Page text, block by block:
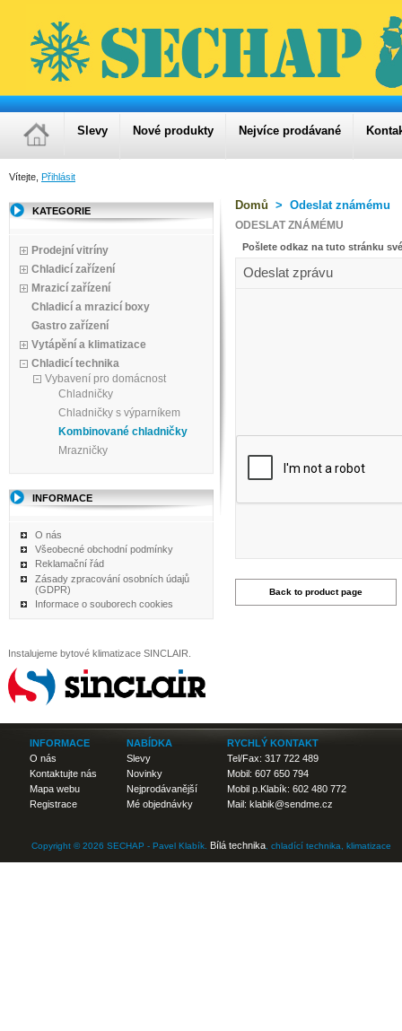
Slevy Nové produkty Nejvíce prodávané
Vítejte, Přihlásit
KATEGORIE
Prodejní vitríny
Chladicí zařízení
Mrazicí zařízení
Chladicí a mrazicí boxy
Gastro zařízení
Vytápění a klimatizace
Chladicí technika
Vybavení pro domácnost
Chladničky
Chladničky s výparníkem
Kombinované chladničky
Mrazničky
INFORMACE
O nás
Všeobecné obchodní podmínky
Reklamační řád
Zásady zpracování osobních údajů
(GDPR)
Informace o souborech cookies
Instalujeme bytové klimatizace SINCLAIR.
Domů > Odeslat známému
ODESLAT ZNÁMÉMU
Pošlete odkaz na tuto stránku
Odeslat zprávu
Back to product page
INFORMACE
O nás
Kontaktujte nás
Mapa webu
Registrace
NABÍDKA
Slevy
Novinky
Nejprodávanější
Mé objednávky
RYCHLÝ KONTAKT
Tel/Fax: 317 722 489
Mobil: 607 650 794
Mobil p.Klabík: 602 480 772
Mail: klabik@sendme.cz
Copyright © 2026 SECHAP - Pavel Klabík. Bílá technika, chladící technika, klimatizace